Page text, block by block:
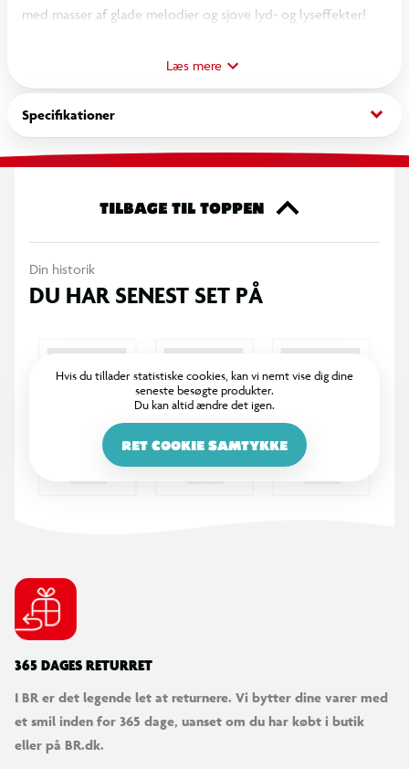
med masser af glade melodier og sjove lyd- og lyseffekter!
farvede maxi-taster, der guider børn i opdagelsen af dyr.
Stimulerer visuel og auditiv opfattelse, kognitiv udvikling og
forståelsen af årsagssammenhæng. Elektronisk og talende.
Læs mere
Specifikationer keyboard_arrow_down
TILBAGE TIL TOPPEN
Din historik
DU HAR SENEST SET PÅ
Hvis du tillader statistiske cookies, kan vi nemt vise dig dine
seneste besøgte produkter.
Du kan altid ændre det igen.
RET COOKIE SAMTYKKE
365 DAGES RETURRET
I BR er det legende let at returnere. Vi bytter dine varer med
et smil inden for 365 dage, uanset om du har købt i butik
eller på BR.dk.